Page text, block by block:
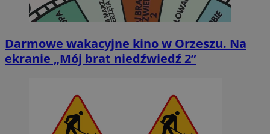
Darmowe wakacyjne kino w Orzeszu. Na
ekranie „Mój brat niedźwiedź 2”